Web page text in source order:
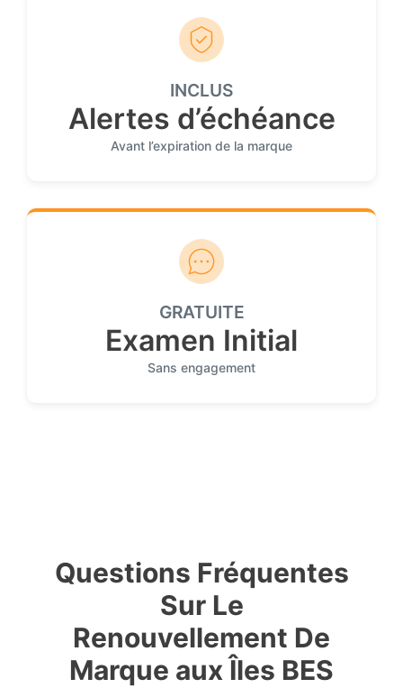
INCLUS
Alertes d’échéance
Avant l’expiration de la marque
GRATUITE
Examen Initial
Sans engagement
Questions Fréquentes
Sur Le
Renouvellement De
Marque aux Îles BES